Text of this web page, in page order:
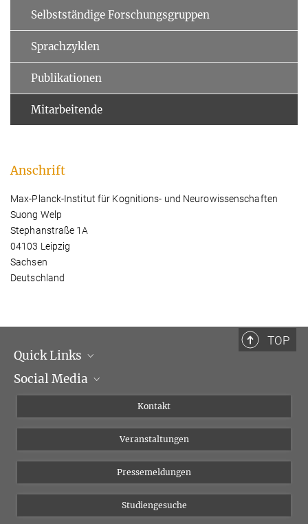
Selbstständige Forschungsgruppen
Sprachzyklen
Publikationen
Mitarbeitende
Anschrift
Max-Planck-Institut für Kognitions- und Neurowissenschaften
Suong Welp
Stephanstraße 1A
04103 Leipzig
Sachsen
Deutschland
TOP
Quick Links
Institutsleitung
Social Media
YouTube
Kontakt
Veranstaltungen
Pressemeldungen
Studiengesuche